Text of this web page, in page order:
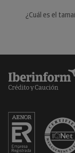
¿Cuál es el